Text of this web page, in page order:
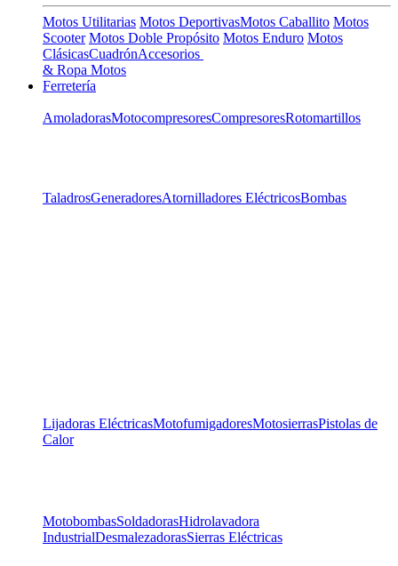
Motos Utilitarias Motos DeportivasMotos Caballito Motos
Scooter Motos Doble Propósito Motos Enduro Motos
ClásicasCuadrónAccesorios
& Ropa Motos
Ferretería
AmoladorasMotocompresoresCompresoresRotomartillos
TaladrosGeneradoresAtornilladores EléctricosBombas
Lijadoras EléctricasMotofumigadoresMotosierrasPistolas de
Calor
MotobombasSoldadorasHidrolavadora
IndustrialDesmalezadorasSierras Eléctricas